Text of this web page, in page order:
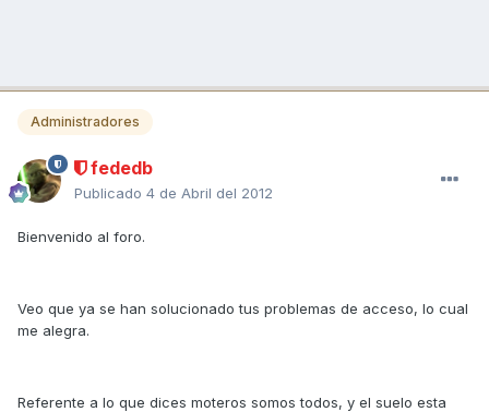
Administradores
fededb
Publicado 4 de Abril del 2012
Bienvenido al foro.
Veo que ya se han solucionado tus problemas de acceso, lo cual
me alegra.
Referente a lo que dices moteros somos todos, y el suelo esta